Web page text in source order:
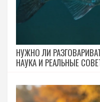
НУЖНО ЛИ
НАУКА И РЕАЛЬНЫЕ